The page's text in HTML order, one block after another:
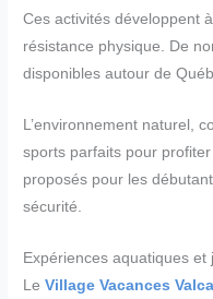
Ces activités développent
résistance physique. De
disponibles autour de
L’environnement naturel,
sports parfaits pour
proposés pour les
sécurité.
Expériences aquatiques et
LeVillage Vacances